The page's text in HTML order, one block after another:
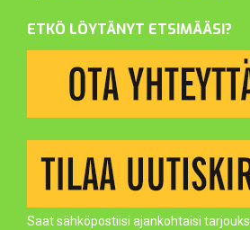
ETKÖ LÖYTÄNYT ETSIMÄÄSI?
Saat sähköpostiisi ajankohtaisi